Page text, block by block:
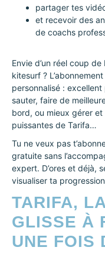
partager tes
et recevoir des
de coachs
Envie d’un réel coup
kitesurf ?
personnalisé :
sauter, faire de
bord, ou mieux gérer
puissantes de Tarifa…
Tu ne veux pas
gratuite sans
expert. D’ores et déjà,
visualiser ta
TARIFA,
GLISSE À
UNE FOIS